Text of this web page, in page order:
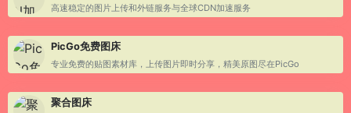
高速稳定的图片上传和外链服务与全球CDN加速服务
PicGo免费图床
专业免费的贴图素材库，上传图片即时分享，精美原图尽在PicGo
聚合图床